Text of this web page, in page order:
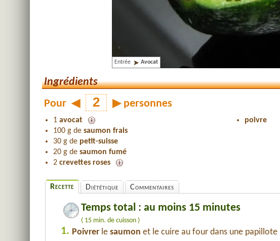
Entrée Avocat
Ingrédients
Pour ◀ ▶ personnes
1 avocat
100 g de saumon frais
30 g de petit-suisse
20 g de saumon fumé
2 crevettes roses
poivre
Recette Diététique Commentaires
Temps total : au moins 15 minutes
( 15 min. de cuisson )
1. Poivrerle saumon et le cuire au four dans une papillote